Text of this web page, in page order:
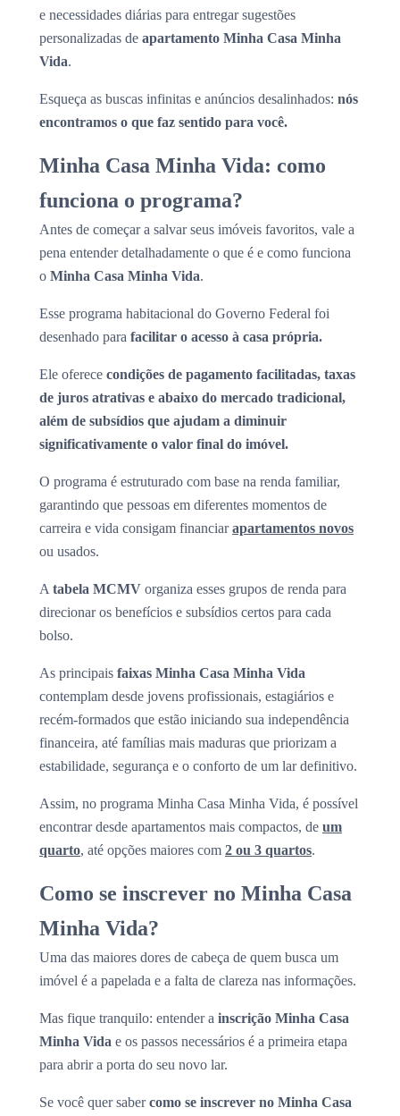
e necessidades diárias para entregar sugestões
personalizadas de apartamento Minha Casa Minha
Vida.
Esqueça as buscas infinitas e anúncios desalinhados: nós
encontramos o que faz sentido para você.
Minha Casa Minha Vida: como
funciona o programa?
Antes de começar a salvar seus imóveis favoritos, vale a
pena entender detalhadamente o que é e como funciona
o Minha Casa Minha Vida.
Esse programa habitacional do Governo Federal foi
desenhado para facilitar o acesso à casa própria.
Ele oferece condições de pagamento facilitadas, taxas
de juros atrativas e abaixo do mercado tradicional,
além de subsídios que ajudam a diminuir
significativamente o valor final do imóvel.
O programa é estruturado com base na renda familiar,
garantindo que pessoas em diferentes momentos de
carreira e vida consigam financiarapartamentos novos
ou usados.
A tabela MCMV organiza esses grupos de renda para
direcionar os benefícios e subsídios certos para cada
bolso.
As principais faixas Minha Casa Minha Vida
contemplam desde jovens profissionais, estagiários e
recém-formados que estão iniciando sua independência
financeira, até famílias mais maduras que priorizam a
estabilidade, segurança e o conforto de um lar definitivo.
Assim, no programa Minha Casa Minha Vida, é possível
encontrar desde apartamentos mais compactos, de um
quarto, até opções maiores com 2 ou 3 quartos.
Como se inscrever no Minha Casa
Minha Vida?
Uma das maiores dores de cabeça de quem busca um
imóvel é a papelada e a falta de clareza nas informações.
Mas fique tranquilo: entender a inscrição Minha Casa
Minha Vida e os passos necessários é a primeira etapa
para abrir a porta do seu novo lar.
Se você quer sabercomo se inscrever no Minha Casa